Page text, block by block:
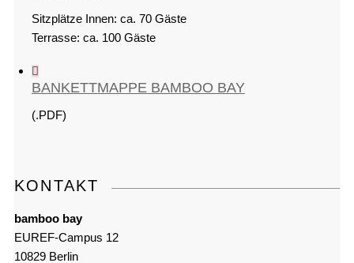
Sitzplätze Innen: ca. 70 Gäste
Terrasse: ca. 100 Gäste
BANKETTMAPPE BAMBOO BAY
(.PDF)
KONTAKT
bamboo bay
EUREF-Campus 12
10829 Berlin